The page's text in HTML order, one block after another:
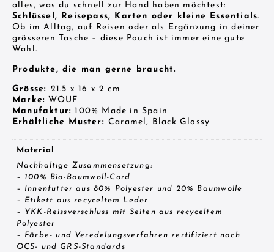
alles, was du schnell zur Hand haben möchtest:
Schlüssel, Reisepass, Karten oder kleine Essentials.
Ob im Alltag, auf Reisen oder als Ergänzung in deiner
grösseren Tasche – diese Pouch ist immer eine gute
Wahl.
Produkte, die man gerne braucht.
Grösse: 21.5 x 16 x 2 cm
Marke: WOUF
Manufaktur: 100% Made in Spain
Erhältliche Muster: Caramel, Black Glossy
Material
Nachhaltige Zusammensetzung:
– 100% Bio-Baumwoll-Cord
– Innenfutter aus 80% Polyester und 20% Baumwolle
– Etikett aus recyceltem Leder
– YKK-Reissverschluss mit Seiten aus recyceltem
Polyester
– Färbe- und Veredelungsverfahren zertifiziert nach
OCS- und GRS-Standards